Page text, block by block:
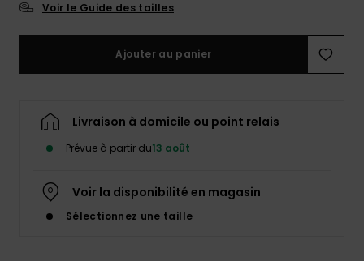
Voir le Guide des tailles
Ajouter au panier
Livraison à domicile ou point relais
Prévue à partir du13 août
Voir la disponibilité en magasin
Sélectionnez une taille